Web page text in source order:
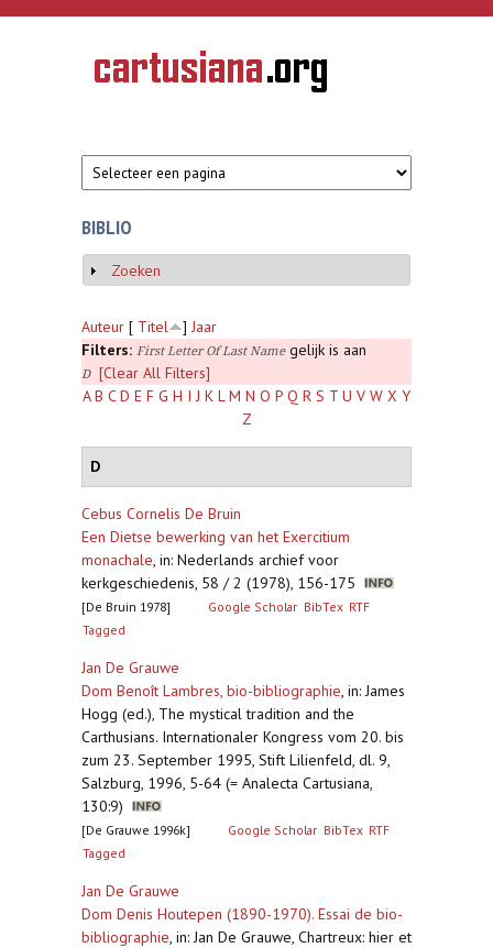
Overslaan en naar de inhoud gaan
CARTUSIANA
Geschiedenis
van de
BIBLIO
Weergeven
Zoeken
Auteur [ Titel ] Jaar
Filters: First Letter Of Last Namegelijk is aan
D
[Clear All Filters]
A B C D E F G H I J K L M N O P Q R S T U V W X Y
Z
D
Cebus Cornelis De Bruin
Een Dietse bewerking van het Exercitium
monachale, in: Nederlands archief voor
kerkgeschiedenis, 58 / 2 (1978), 156-175
[De Bruin 1978] Google Scholar BibTex RTF
Tagged
Jan De Grauwe
Dom Benoît Lambres, bio-bibliographie, in: James
Hogg (ed.), The mystical tradition and the
Carthusians. Internationaler Kongress vom 20. bis
zum 23. September 1995, Stift Lilienfeld, dl. 9,
Salzburg, 1996, 5-64 (= Analecta Cartusiana,
130:9)
[De Grauwe 1996k] Google Scholar BibTex RTF
Tagged
Jan De Grauwe
Dom Denis Houtepen (1890-1970). Essai de bio-
bibliographie, in: Jan De Grauwe, Chartreux: hier et